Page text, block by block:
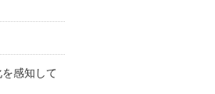
感知して